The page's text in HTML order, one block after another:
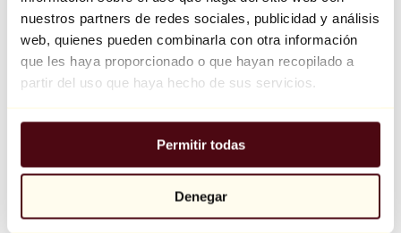
nuestros partners de redes sociales, publicidad y análisis
web, quienes pueden combinarla con otra información
que les haya proporcionado o que hayan recopilado a
partir del uso que haya hecho de sus servicios.
Permitir todas
Denegar
Balloon Dog (Orange)
Jeff Koons
10.000 €
Explorar
Todos los escultores
Todos los fotógrafos